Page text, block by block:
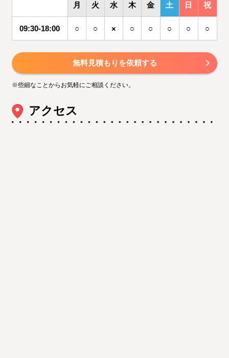
月 火 水 木 金 土 日 祝
09:30-18:00 ○ ○ × ○ ○ ○ ○ ○
無料見積もりを依頼する
※些細なことからお気軽にご相談ください。
アクセス